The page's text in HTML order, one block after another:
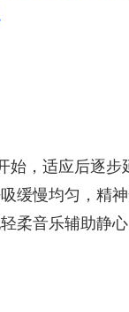
始，适应后逐步
缓慢均匀，精
柔音乐辅助静心